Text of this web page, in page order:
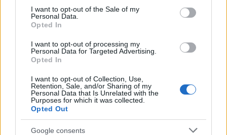
consent section.
I want to opt-out of the Sale of my
Personal Data.
Opted In
I want to opt-out of processing my
Personal Data for Targeted Advertising.
Opted In
I want to opt-out of Collection, Use,
Retention, Sale, and/or Sharing of my
Personal Data that Is Unrelated with the
Purposes for which it was collected.
Opted Out
Google consents
LEGFRISSEBB
KEVESEBB FÉNYT!
Országos hírek
KECSKEMÉTEN IS SZAKIRÁNYÚ
TOVÁBBKÉPZÉSEKKEL ERŐSÍT A GÁL FERENC
EGYETEM